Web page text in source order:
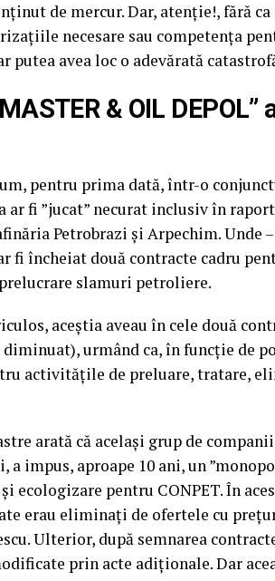
de mercur. Dar, atenție!, fără
necesare sau competența
putea avea loc o adevărată
& OIL
pentru prima dată, într-o
ar fi ”jucat” necurat inclusiv în
Petrobrazi și Arpechim. Unde
fi încheiat două contracte cadru
slamuri petroliere.
aceștia aveau în cele două
urmând ca, în funcție de
activitățile de preluare, tratare,
arată că același grup de
impus, aproape 10 ani, un
ecologizare pentru CONPET. În
erau eliminați de ofertele cu
Ulterior, după semnarea
prin acte adiționale. Dar